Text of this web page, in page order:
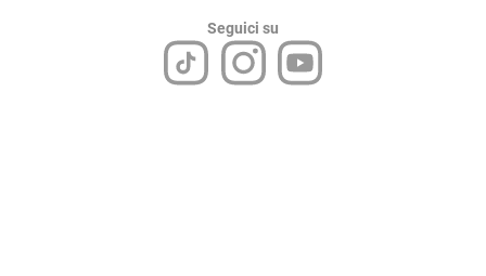
Seguici su